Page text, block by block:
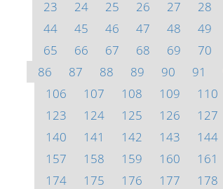
23
24 25 26 27 28
44
45 46 47 48 49
65
66 67 68 69 70
86
87 88 89 90 91
106
107 108 109 110
123
124 125 126 127
140
141 142 143 144
157
158 159 160 161
174
175 176 177 178